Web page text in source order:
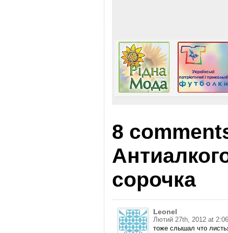
8
сорочка
Leonel
Лютий 27th, 2012 at
тоже слышал что